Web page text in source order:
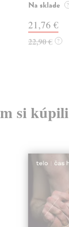
Na sklade
21,76 €
22,90 € ?
si